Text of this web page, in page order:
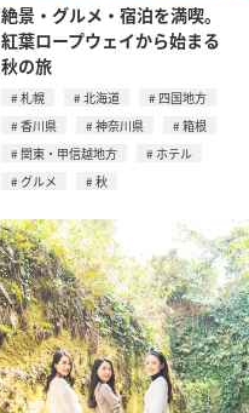
絶景・グルメ・宿泊を満喫。
紅葉ロープウェイから始まる
秋の旅
札幌 北海道
四国地方
香川県
神奈川県
箱根
関東・甲信越地方
ホテル
グルメ
秋